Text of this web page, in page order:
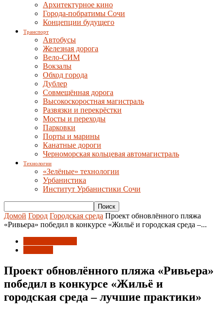
Архитектурное кино
Города-побратимы Сочи
Концепции будущего
Транспорт
Автобусы
Железная дорога
Вело-СИМ
Вокзалы
Обход города
Дублер
Совмещённая дорога
Высокоскоростная магистраль
Развязки и перекрёстки
Мосты и переходы
Парковки
Порты и марины
Канатные дороги
Черноморская кольцевая автомагистраль
Технологии
«Зелёные» технологии
Урбанистика
Институт Урбанистики Сочи
Домой Город Городская среда Проект обновлённого пляжа
«Ривьера» победил в конкурсе «Жильё и городская среда –...
Проект обновлённого пляжа «Ривьера»
победил в конкурсе «Жильё и
городская среда – лучшие практики»